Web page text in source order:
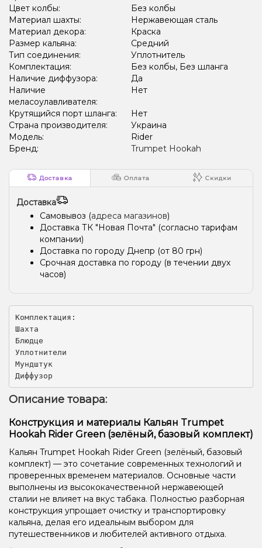
Цвет колбы:
Без колбы
Материал шахты:
Нержавеющая сталь
Материал декора:
Краска
Размер кальяна:
Средний
Тип соединения:
Уплотнитель
Комплектация:
Без колбы, Без шланга
Наличие диффузора:
Да
Наличие
меласоулавливателя:
Нет
Крутящийся порт шланга:
Нет
Страна производителя:
Украина
Модель:
Rider
Бренд:
Trumpet Hookah
Доставка Оплата Скидки
Доставка
Самовывоз (адреса магазинов)
Доставка ТК "Новая Почта" (согласно тарифам
компании)
Доставка по городу Днепр (от 80 грн)
Срочная доставка по городу (в течении двух
часов)
Комплектация:
Шахта
Блюдце
Уплотнители
Мундштук
Диффузор
Описание товара:
Конструкция и материалы Кальян Trumpet
Hookah Rider Green (зелёный, базовый комплект)
Кальян Trumpet Hookah Rider Green (зелёный, базовый
комплект) — это сочетание современных технологий и
проверенных временем материалов. Основные части
выполнены из высококачественной нержавеющей
сталии не влияет на вкус табака. Полностью разборная
конструкция упрощает очистку и транспортировку
кальяна, делая его идеальным выбором для
путешественников и любителей активного отдыха.